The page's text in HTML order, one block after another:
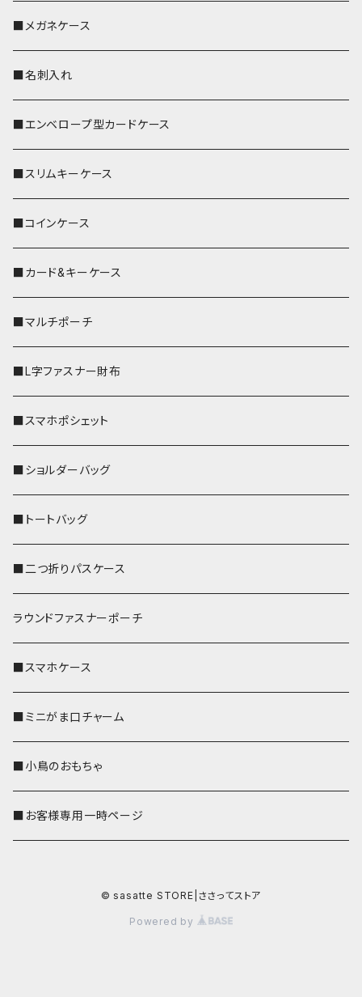
■メガネケース
■名刺入れ
■エンベロープ型カードケース
■スリムキーケース
■コインケース
■カード&キーケース
■マルチポーチ
■L字ファスナー財布
■スマホポシェット
■ショルダーバッグ
■トートバッグ
■二つ折りパスケース
ラウンドファスナーポーチ
■スマホケース
■ミニがま口チャーム
■小鳥のおもちゃ
■お客様専用一時ページ
© sasatte STORE|ささってストア
Powered by